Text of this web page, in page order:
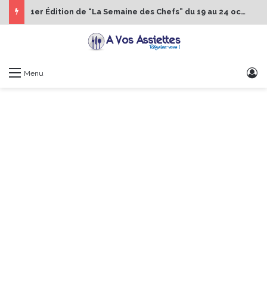
1er Édition de “La Semaine des Chefs” du 19 au 24 octobre 2026
Menu